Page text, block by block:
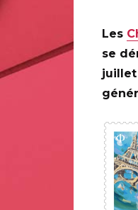
DERNIERLes
se
juillet